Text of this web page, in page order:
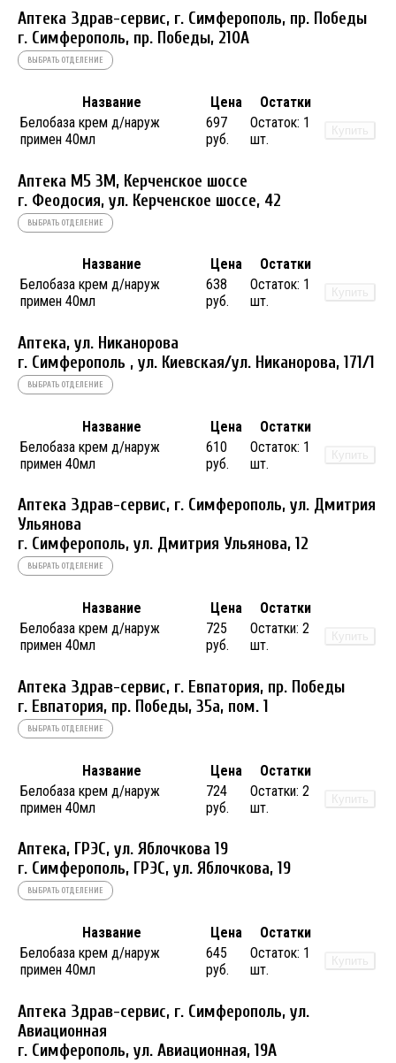
Аптека Здрав-сервис, г. Симферополь, пр. Победы
г. Симферополь, пр. Победы, 210A
ВЫБРАТЬ ОТДЕЛЕНИЕ
Название Цена
Остатки
Белобаза крем д/наруж
примен 40мл
697
руб.
Остаток: 1
шт.
Купить
Аптека М5 3М, Керченское шоссе
г. Феодосия, ул. Керченское шоссе, 42
ВЫБРАТЬ ОТДЕЛЕНИЕ
Название Цена
Остатки
Белобаза крем д/наруж
примен 40мл
638
руб.
Остаток: 1
шт.
Купить
Аптека, ул. Никанорова
г. Симферополь , ул. Киевская/ул. Никанорова, 171/1
ВЫБРАТЬ ОТДЕЛЕНИЕ
Название Цена
Остатки
Белобаза крем д/наруж
примен 40мл
610
руб.
Остаток: 1
шт.
Купить
Аптека Здрав-сервис, г. Симферополь, ул. Дмитрия
Ульянова
г. Симферополь, ул. Дмитрия Ульянова, 12
ВЫБРАТЬ ОТДЕЛЕНИЕ
Название Цена
Остатки
Белобаза крем д/наруж
примен 40мл
725
руб.
Остатки: 2
шт.
Купить
Аптека Здрав-сервис, г. Евпатория, пр. Победы
г. Евпатория, пр. Победы, 35а, пом. 1
ВЫБРАТЬ ОТДЕЛЕНИЕ
Название Цена
Остатки
Белобаза крем д/наруж
примен 40мл
724
руб.
Остатки: 2
шт.
Купить
Аптека, ГРЭС, ул. Яблочкова 19
г. Симферополь, ГРЭС, ул. Яблочкова, 19
ВЫБРАТЬ ОТДЕЛЕНИЕ
Название Цена
Остатки
Белобаза крем д/наруж
примен 40мл
645
руб.
Остаток: 1
шт.
Купить
Аптека Здрав-сервис, г. Симферополь, ул.
Авиационная
г. Симферополь, ул. Авиационная, 19А